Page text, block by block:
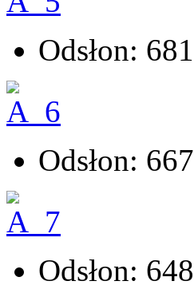
Odsłon: 681
Odsłon: 667
Odsłon: 648